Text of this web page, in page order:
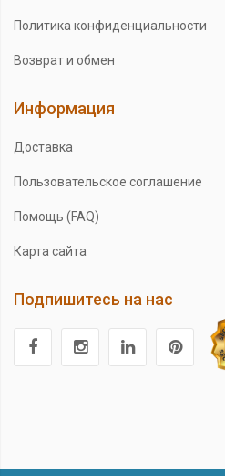
Политика конфиденциальности
Возврат и обмен
Информация
Доставка
Пользовательское соглашение
Помощь (FAQ)
Карта сайта
Подпишитесь на нас